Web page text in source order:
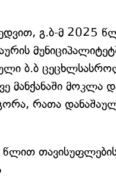
გ.ბ-მ 2025
ბ.ბ
მანქანაში მოკლა
რათა